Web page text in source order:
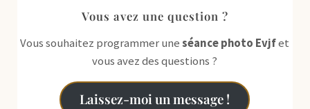
Vous avez une question ?
Vous souhaitez programmer uneséance photo Evjfet
vous avez des questions ?
Laissez-moi un message !